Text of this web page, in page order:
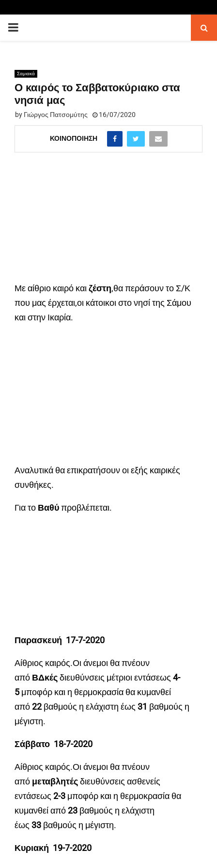
PRIMARY
Σαμιακά
Ο καιρός το Σαββατοκύριακο στα
νησιά μας
by Γιώργος Πατσομύτης 16/07/2020
ΚΟΙΝΟΠΟΊΗΣΗ
Με αίθριο καιρό και ζέστη,θα περάσουν το Σ/Κ
που μας έρχεται,οι κάτοικοι στο νησί της Σάμου
και στην Ικαρία.
Αναλυτικά θα επικρατήσουν οι εξής καιρικές
συνθήκες.
Για το Βαθύπροβλέπεται.
Παρασκευή 17-7-2020
Αίθριος καιρός.Οι άνεμοι θα πνέουν
από ΒΔκέςδιευθύνσεις μέτριοι εντάσεως 4-
5μποφόρ και η θερμοκρασία θα κυμανθεί
από22βαθμούς η ελάχιστη έως 31 βαθμούς η
μέγιστη.
Σάββατο 18-7-2020
Αίθριος καιρός.Οι άνεμοι θα πνέουν
από μεταβλητέςδιευθύνσεις ασθενείς
εντάσεως 2-3 μποφόρ και η θερμοκρασία θα
κυμανθεί από23 βαθμούς η ελάχιστη
έως 33 βαθμούς η μέγιστη.
Κυριακή 19-7-2020